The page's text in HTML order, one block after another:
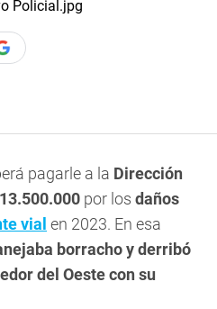
pagarle a la Dirección
por los daños
vial en 2023. En esa
borracho y derribó
del Oeste con su